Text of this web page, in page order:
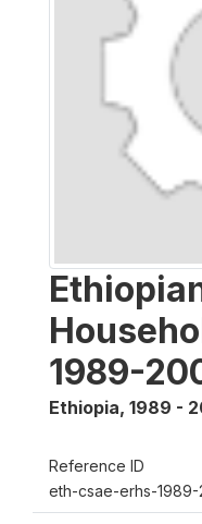
1989-
Ethiopia, 1989 -
Reference ID
eth-csae-erhs-1989-